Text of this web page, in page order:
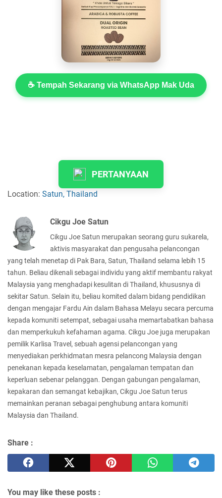
☕ Tempah Sekarang via WhatsApp Mak Uda
PERTANYAAN
Location: Satun, Thailand
Cikgu Joe Satun
Cikgu Joe Satun merupakan seorang guru sukarela,
aktivis masyarakat dan pengusaha pelancongan
yang telah menetap di Pak Bara, Satun, Thailand selama lebih 15
tahun. Beliau dikenali sebagai individu yang aktif membantu rakyat
Malaysia yang menghadapi kesulitan di Thailand, khususnya di
sekitar Satun. Selain itu, beliau komited dalam bidang pendidikan
dengan mengajar Fardu Ain dalam Bahasa Melayu secara percuma
kepada komuniti setempat, sebagai usaha memartabatkan bahasa
dan memperkukuh kefahaman agama. Cikgu Joe juga merupakan
pemilik Karlisa Travel, sebuah agensi pelancongan yang
menyediakan perkhidmatan mesra pelancong Malaysia dengan
penekanan kepada keselamatan, pengalaman tempatan dan
keperluan sebenar pelanggan. Dengan gabungan pengalaman,
kepakaran dan semangat kebajikan, Cikgu Joe Satun terus
memainkan peranan sebagai penghubung antara komuniti
Malaysia dan Thailand.
Share :
You may like these posts :